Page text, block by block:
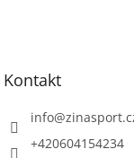
Kontakt
info@
+420604154234